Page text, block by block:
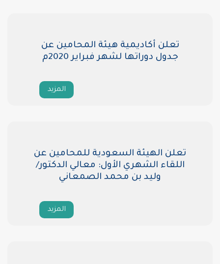
تعلن أكاديمية هيئة المحامين عن
جدول دوراتها لشهر فبراير 2020م
تعلن الهيئة السعودية للمحامين عن
اللقاء الشهري الأول: معالي الدكتور/
وليد بن محمد الصمعاني